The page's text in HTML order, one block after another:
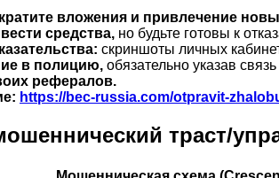
вложения и привлечение
средства, но будьте готовы к
скриншоты личных
в полицию, обязательно указав
рефералов.
https://bec-russia.com/otpravit-
траст/